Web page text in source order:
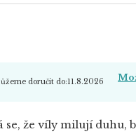
doručit do:11.8.2026
se, že víly milují duhu,